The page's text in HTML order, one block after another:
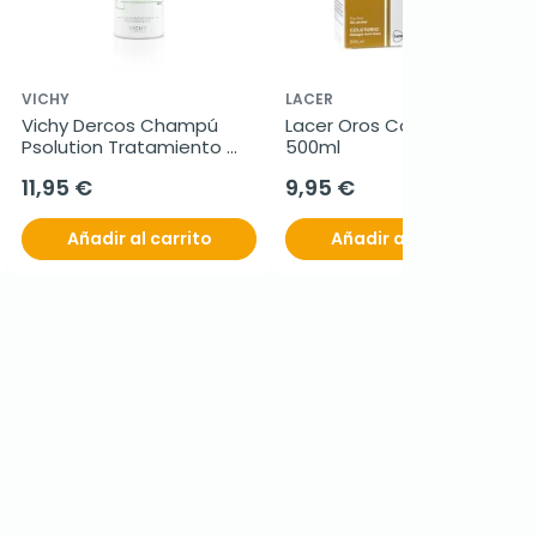
VICHY
Vichy Dercos Champú
Psolution Tratamiento
11,95 €
Añadir al carrito
LACER
Lacer Oros Colutorio,
500ml
9,95 €
Añadir al carrito